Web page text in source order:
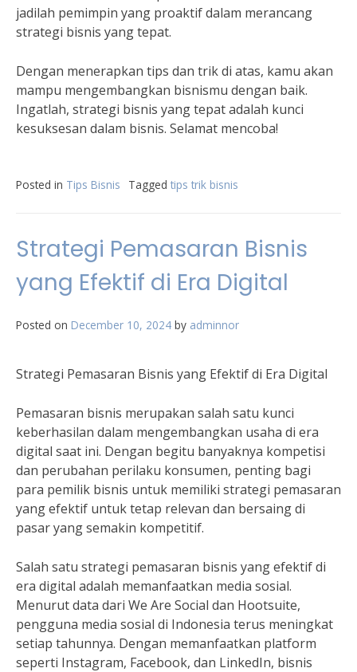
jadilah pemimpin yang proaktif dalam merancang
strategi bisnis yang tepat.
Dengan menerapkan tips dan trik di atas, kamu akan
mampu mengembangkan bisnismu dengan baik.
Ingatlah, strategi bisnis yang tepat adalah kunci
kesuksesan dalam bisnis. Selamat mencoba!
Posted in Tips Bisnis Tagged tips trik bisnis
Strategi Pemasaran Bisnis
yang Efektif di Era Digital
Posted on December 10, 2024 by adminnor
Strategi Pemasaran Bisnis yang Efektif di Era Digital
Pemasaran bisnis merupakan salah satu kunci
keberhasilan dalam mengembangkan usaha di era
digital saat ini. Dengan begitu banyaknya kompetisi
dan perubahan perilaku konsumen, penting bagi
para pemilik bisnis untuk memiliki strategi pemasaran
yang efektif untuk tetap relevan dan bersaing di
pasar yang semakin kompetitif.
Salah satu strategi pemasaran bisnis yang efektif di
era digital adalah memanfaatkan media sosial.
Menurut data dari We Are Social dan Hootsuite,
pengguna media sosial di Indonesia terus meningkat
setiap tahunnya. Dengan memanfaatkan platform
seperti Instagram, Facebook, dan LinkedIn, bisnis